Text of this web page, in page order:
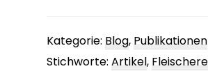
Kategorie: Blog, Publikationen
Stichworte: Artikel,